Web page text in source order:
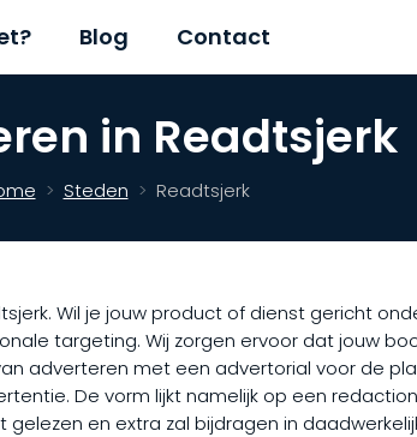
Blog Contact
in Readtsjerk
Steden Readtsjerk
Wil je jouw product of dienst gericht
targeting. Wij zorgen ervoor dat jouw
adverteren met een advertorial voor de
De vorm lijkt namelijk op een
en extra zal bijdragen in